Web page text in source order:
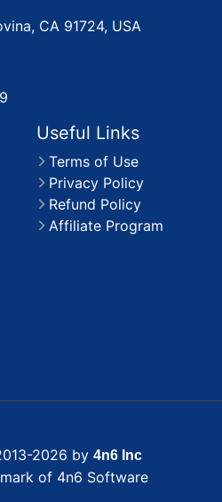
Affiliate Program
2026 by